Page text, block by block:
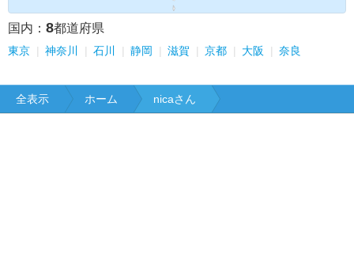
国内： 8都道府県
東京 神奈川 石川 静岡 滋賀 京都 大阪 奈良
全表示 ホーム nicaさん